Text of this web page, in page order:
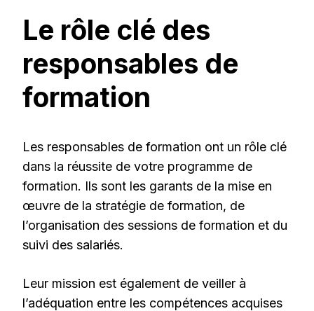
Le rôle clé des
responsables de
formation
Les responsables de formation ont un rôle clé
dans la réussite de votre programme de
formation. Ils sont les garants de la mise en
œuvre de la stratégie de formation, de
l’organisation des sessions de formation et du
suivi des salariés.
Leur mission est également de veiller à
l’adéquation entre les compétences acquises